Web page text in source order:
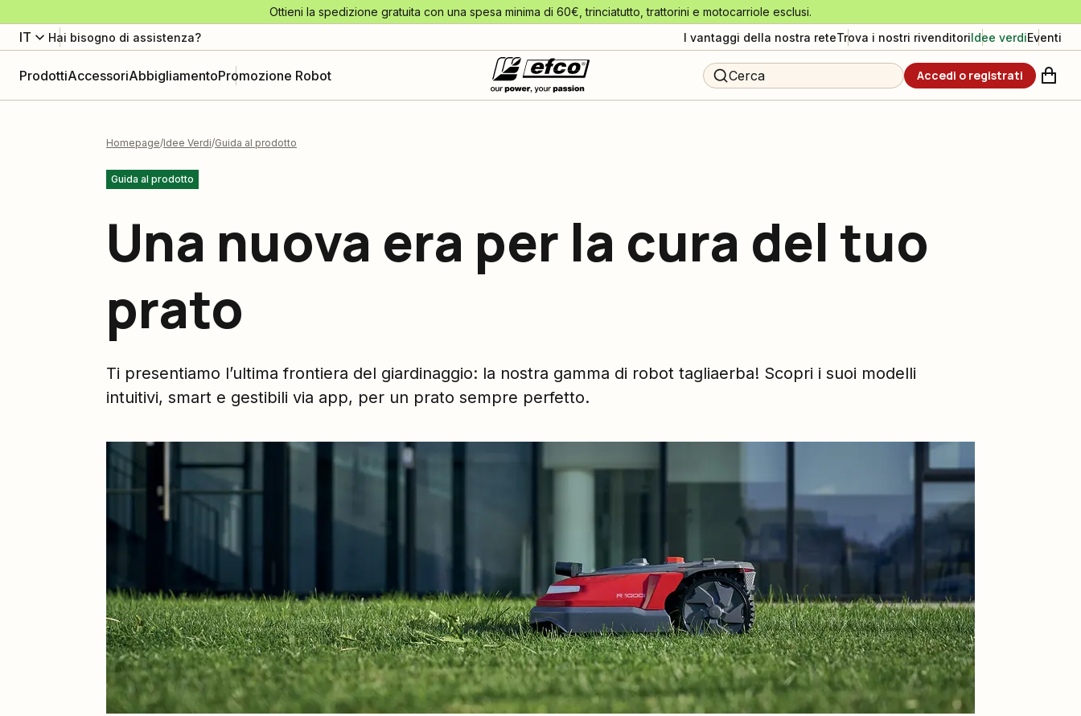
Ottieni la spedizione gratuita con una spesa minima di 60€, trinciatutto, trattorini e motocarriole esclusi.
IT Hai bisogno di assistenza? I vantaggi della nostra reteTrova i nostri rivenditoriIdee verdiEventi
ProdottiAccessoriAbbigliamentoPromozione Robot Cerca Accedi o registrati
Homepage Idee Verdi Guida al prodotto
Guida al prodotto
Una nuova era per la cura del tuo
prato
Ti presentiamo l’ultima frontiera del giardinaggio: la nostra gamma di robot tagliaerba! Scopri i suoi modelli
intuitivi, smart e gestibili via app, per un prato sempre perfetto.